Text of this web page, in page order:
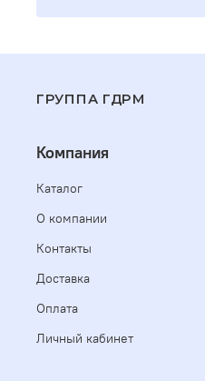
ГРУППА ГДРМ
Компания
Каталог
О компании
Контакты
Доставка
Оплата
Личный кабинет